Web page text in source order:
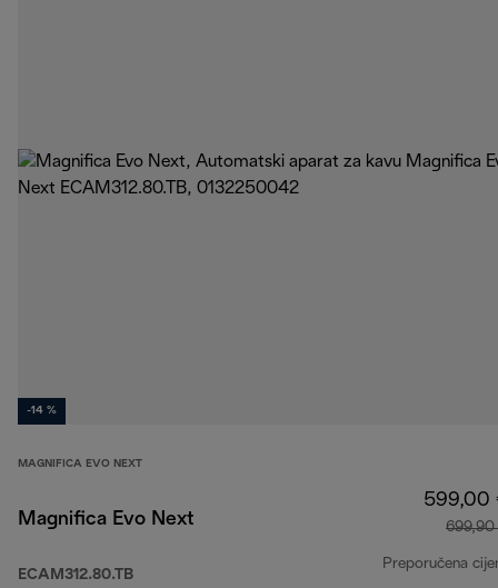
-14 %
MAGNIFICA EVO NEXT
Magnifica Evo Next
ECAM312.80.TB
599,00
Preporučena